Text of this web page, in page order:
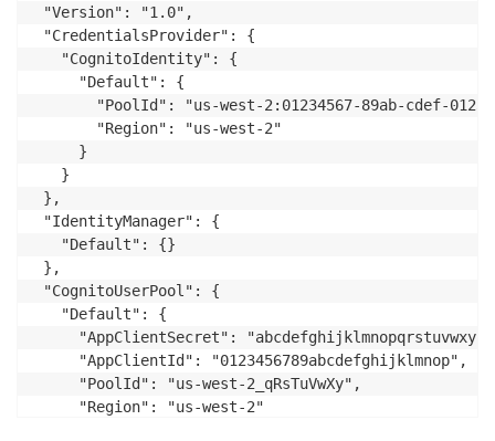
"Version": "1.0",
"CredentialsProvider": {
   "CognitoIdentity": {
     "Default": {
"PoolId": "us-west-2:01234567-89ab-cdef-
       "Region": "us-west-2"
     }
   }
},
"IdentityManager": {
   "Default": {}
},
"CognitoUserPool": {
   "Default": {
"AppClientSecret":
     "AppClientId": "0123456789abcdefghijklmnop",
     "PoolId": "us-west-2_qRsTuVwXy",
     "Region": "us-west-2"